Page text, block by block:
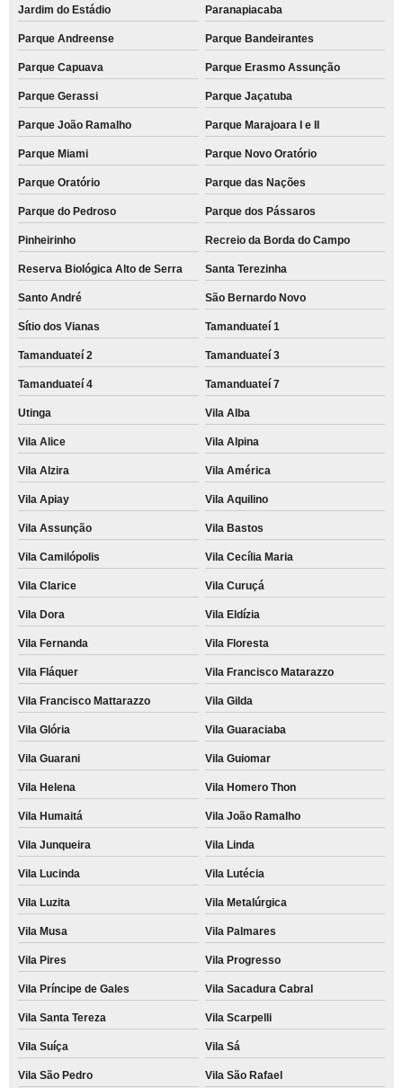
Jardim do Estádio Paranapiacaba
Parque Andreense Parque Bandeirantes
Parque Capuava Parque Erasmo Assunção
Parque Gerassi Parque Jaçatuba
Parque João Ramalho Parque Marajoara I e II
Parque Miami Parque Novo Oratório
Parque Oratório Parque das Nações
Parque do Pedroso Parque dos Pássaros
Pinheirinho Recreio da Borda do Campo
Reserva Biológica Alto de Serra Santa Terezinha
Santo André São Bernardo Novo
Sítio dos Vianas Tamanduateí 1
Tamanduateí 2 Tamanduateí 3
Tamanduateí 4 Tamanduateí 7
Utinga Vila Alba
Vila Alice Vila Alpina
Vila Alzira Vila América
Vila Apiay Vila Aquilino
Vila Assunção Vila Bastos
Vila Camilópolis Vila Cecília Maria
Vila Clarice Vila Curuçá
Vila Dora Vila Eldízia
Vila Fernanda Vila Floresta
Vila Fláquer Vila Francisco Matarazzo
Vila Francisco Mattarazzo Vila Gilda
Vila Glória Vila Guaraciaba
Vila Guarani Vila Guiomar
Vila Helena Vila Homero Thon
Vila Humaitá Vila João Ramalho
Vila Junqueira Vila Linda
Vila Lucinda Vila Lutécia
Vila Luzita Vila Metalúrgica
Vila Musa Vila Palmares
Vila Pires Vila Progresso
Vila Príncipe de Gales Vila Sacadura Cabral
Vila Santa Tereza Vila Scarpelli
Vila Suíça Vila Sá
Vila São Pedro Vila São Rafael